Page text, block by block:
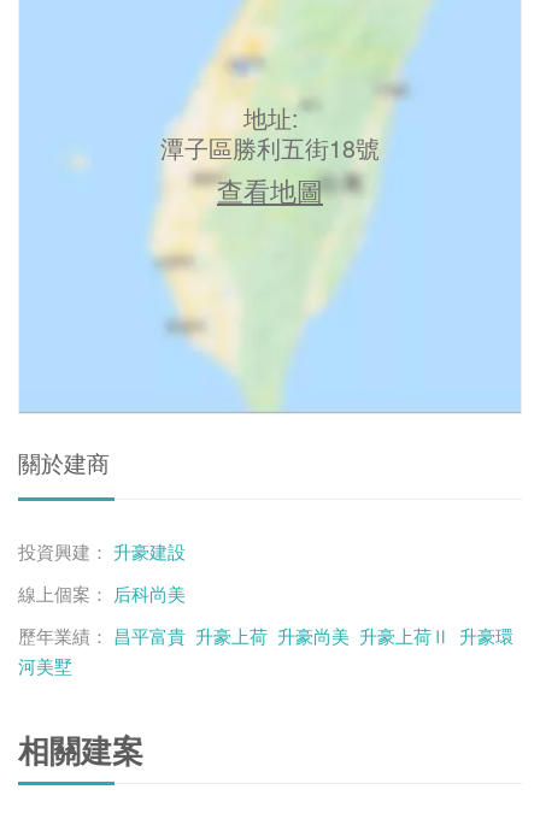
地址:
潭子區勝利五街18號
查看地圖
關於建商
投資興建： 升豪建設
線上個案： 后科尚美
歷年業績： 昌平富貴 升豪上荷 升豪尚美 升豪上荷Ⅱ 升豪環
河美墅
相關建案